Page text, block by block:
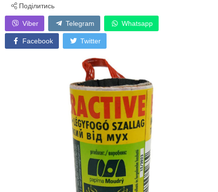
Поділитись
Viber Telegram Whatsapp
Facebook Twitter